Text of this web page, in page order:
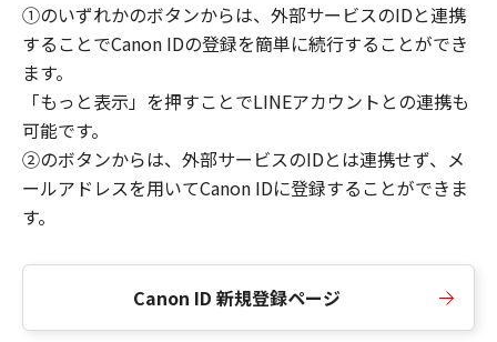
①のいずれかのボタンからは、外部サービスのIDと連携
することでCanon IDの登録を簡単に続行することができ
ます。
「もっと表示」を押すことでLINEアカウントとの連携も
可能です。
②のボタンからは、外部サービスのIDとは連携せず、メ
ールアドレスを用いてCanon IDに登録することができま
す。
Canon ID 新規登録ページ